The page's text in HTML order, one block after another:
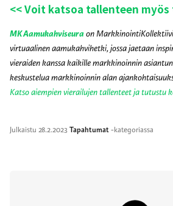
<< Voit katsoa tallenteen myös
MK Aamukahviseuraon
virtuaalinen aamukahvihetki, jossa jaetaan
vieraiden kanssa kaikille markkinoinnin
keskustelua markkinoinnin alan
Katso aiempien vierailujen tallenteet ja tutustu
Julkaistu 28.2.2023 Tapahtumat-kategoriassa